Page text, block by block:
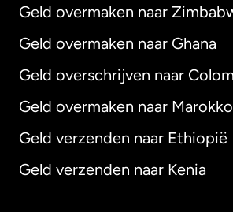
Geld overmaken naar
Geld overmaken naar Ghana
Geld overschrijven naar
Geld overmaken naar Marokko
Geld verzenden naar Ethiopië
Geld verzenden naar Kenia